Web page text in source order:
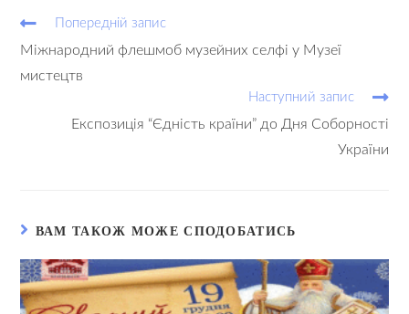
Попередній запис
Міжнародний флешмоб музейних селфі у Музеї
мистецтв
Наступний запис
Експозиція “Єдність країни” до Дня Соборності
України
ВАМ ТАКОЖ МОЖЕ СПОДОБАТИСЬ